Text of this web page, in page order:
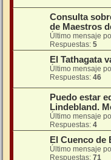
Consulta
de Maestros
Último mensaje
Respuestas: 5
El Tathagata
Último mensaje
Respuestas: 46
Puedo estar
Lindebland.
Último mensaje
Respuestas: 4
El Cuenco de
Último mensaje
Respuestas: 71